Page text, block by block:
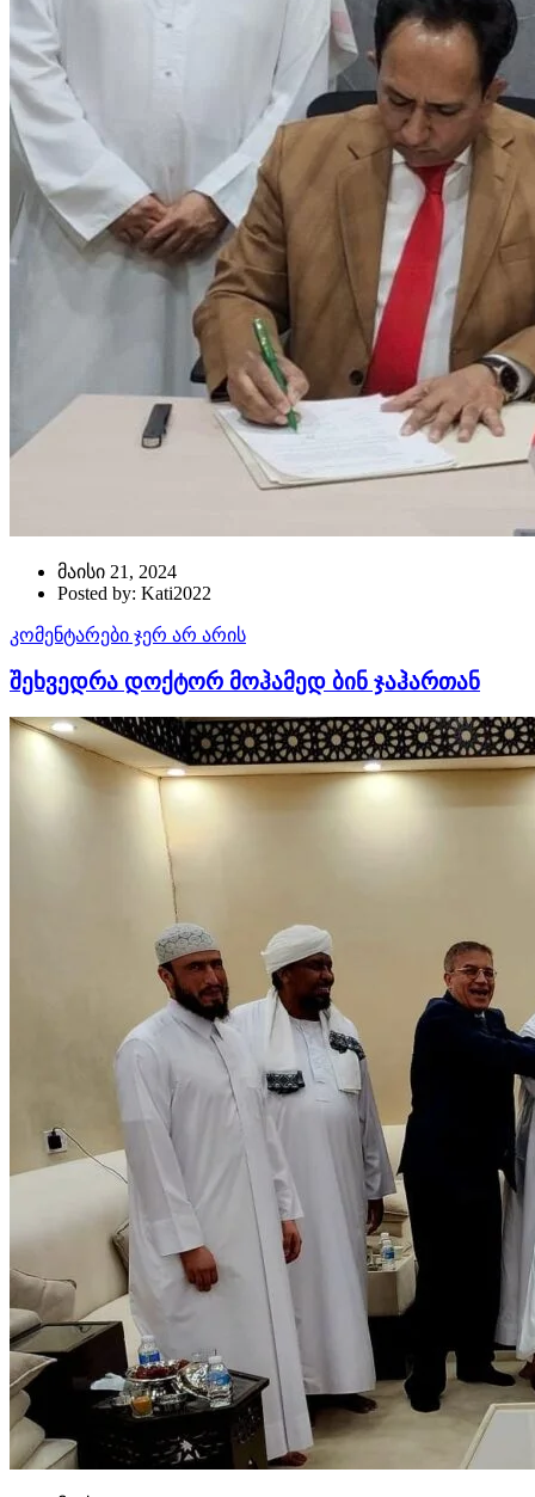
მაისი 21, 2024
Posted by: Kati2022
კომენტარები ჯერ არ არის
შეხვედრა დოქტორ მოჰამედ ბინ ჯაჰართან